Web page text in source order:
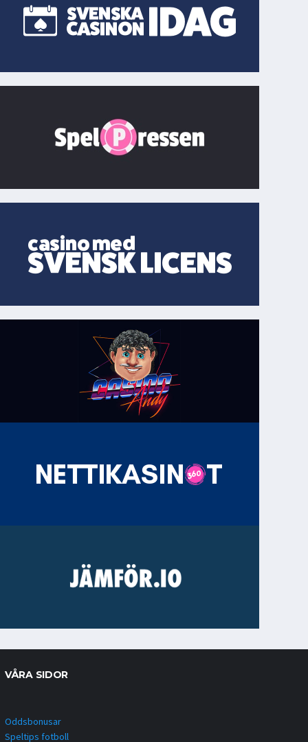
VÅRA SIDOR
Oddsbonusar
Speltips fotboll